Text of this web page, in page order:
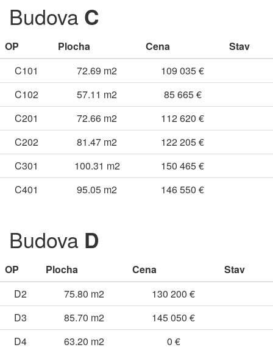
Budova C
OP Plocha Cena
Stav
C101
72.69 m2
109 035 €
C102
57.11 m2
85 665 €
C201
72.66 m2
112 620 €
C202
81.47 m2
122 205 €
C301
100.31 m2
150 465 €
C401
95.05 m2 146 550 €
Budova D
OP Plocha Cena
Stav
D2
75.80 m2
130 200 €
D3
85.70 m2
145 050 €
D4
63.20 m2
0 €